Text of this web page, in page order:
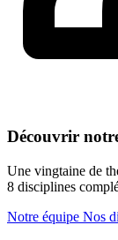
Découvrir
Une vingtaine de
8 disciplines
Notre équipe Nos